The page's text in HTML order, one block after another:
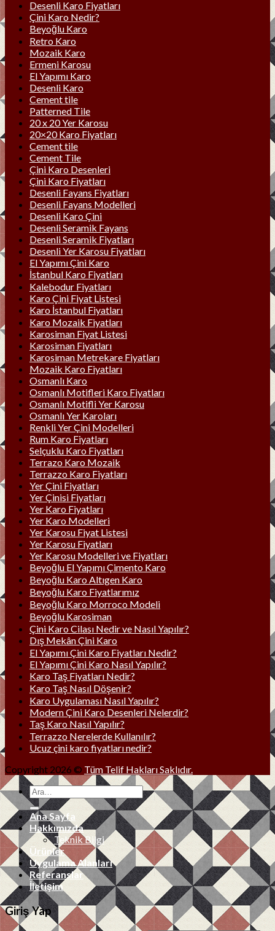
Desenli Karo Fiyatları
Çini Karo Nedir?
Beyoğlu Karo
Retro Karo
Mozaik Karo
Ermeni Karosu
El Yapımı Karo
Desenli Karo
Cement tile
Patterned Tile
20 x 20 Yer Karosu
20×20 Karo Fiyatları
Cement tile
Cement Tile
Çini Karo Desenleri
Çini Karo Fiyatları
Desenli Fayans Fiyatları
Desenli Fayans Modelleri
Desenli Karo Çini
Desenli Seramik Fayans
Desenli Seramik Fiyatları
Desenli Yer Karosu Fiyatları
El Yapımı Çini Karo
İstanbul Karo Fiyatları
Kalebodur Fiyatları
Karo Çini Fiyat Listesi
Karo İstanbul Fiyatları
Karo Mozaik Fiyatları
Karosiman Fiyat Listesi
Karosiman Fiyatları
Karosiman Metrekare Fiyatları
Mozaik Karo Fiyatları
Osmanlı Karo
Osmanlı Motifleri Karo Fiyatları
Osmanlı Motifli Yer Karosu
Osmanlı Yer Karoları
Renkli Yer Çini Modelleri
Rum Karo Fiyatları
Selçuklu Karo Fiyatları
Terrazo Karo Mozaik
Terrazzo Karo Fiyatları
Yer Çini Fiyatları
Yer Çinisi Fiyatları
Yer Karo Fiyatları
Yer Karo Modelleri
Yer Karosu Fiyat Listesi
Yer Karosu Fiyatları
Yer Karosu Modelleri ve Fiyatları
Beyoğlu El Yapımı Çimento Karo
Beyoğlu Karo Altıgen Karo
Beyoğlu Karo Fiyatlarımız
Beyoğlu Karo Morroco Modeli
Beyoğlu Karosiman
Çini Karo Cilası Nedir ve Nasıl Yapılır?
Dış Mekân Çini Karo
El Yapımı Çini Karo Fiyatları Nedir?
El Yapımı Çini Karo Nasıl Yapılır?
Karo Taş Fiyatları Nedir?
Karo Taş Nasıl Döşenir?
Karo Uygulaması Nasıl Yapılır?
Modern Çini Karo Desenleri Nelerdir?
Taş Karo Nasıl Yapılır?
Terrazzo Nerelerde Kullanılır?
Ucuz çini karo fiyatları nedir?
Copyright 2026 © Tüm Telif Hakları Saklıdır.
Ana Sayfa
Hakkımızda
Teknik Bilgi
Ürünler
Uygulama Alanları
Referanslar
İletişim
Giriş Yap